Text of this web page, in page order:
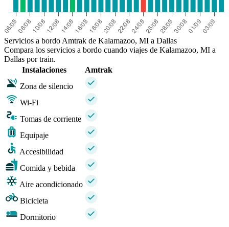
Servicios a bordo Amtrak de Kalamazoo, MI a Dallas
Compara los servicios a bordo cuando viajes de Kalamazoo, MI a
Dallas por train.
Instalaciones
Amtrak
Zona de silencio
Wi-Fi
Tomas de corriente
Equipaje
Accesibilidad
Comida y bebida
Aire acondicionado
Bicicleta
Dormitorio